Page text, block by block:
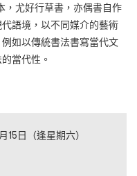
，尤好行草書，亦偶書自作
語境，以不同媒介的藝術
如以傳統書法書寫當代文
當代性。
15日（逢星期六）